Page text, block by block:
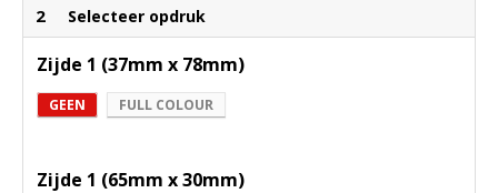
2 Selecteer opdruk
Zijde 1 (37mm x 78mm)
GEEN FULL COLOUR
Zijde 1 (65mm x 30mm)